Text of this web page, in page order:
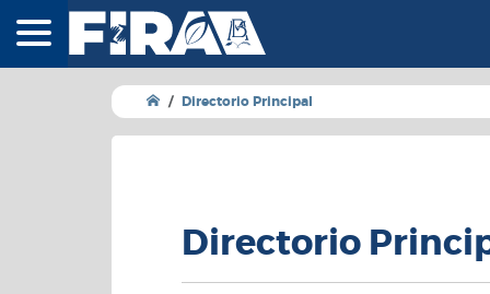
FIRA -
Directorio Principal
Directorio